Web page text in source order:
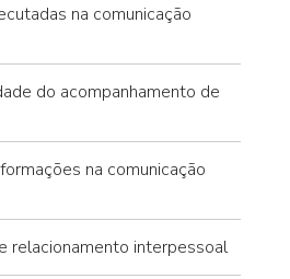
na comunicação
do acompanhamento de
na comunicação
relacionamento interpessoal